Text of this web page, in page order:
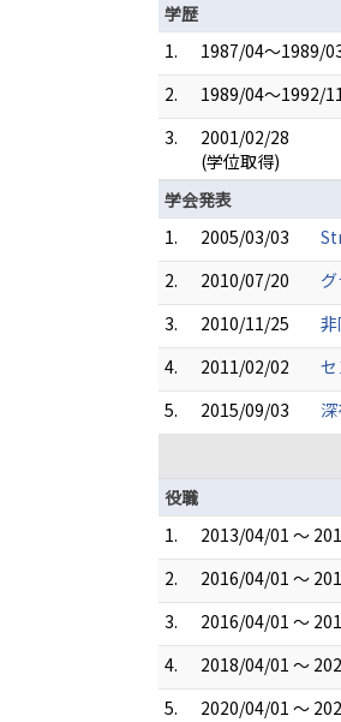
学歴
1.
1987/04～1989/
2.
1989/04～1992/
3.
2001/02/28
(学位取得)
学会発表
1.
2005/03/03
2.
2010/07/20
3.
2010/11/25
4.
2011/02/02
5.
2015/09/03
役職
1.
2013/04/01 ～
2.
2016/04/01 ～
3.
2016/04/01 ～
4.
2018/04/01 ～
5.
2020/04/01 ～